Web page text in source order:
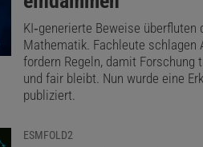
zum
Da
jetzt
KI‑generierte Beweise überfluten
Mathematik. Fachleute schlagen
fordern Regeln, damit Forschung
und fair bleibt. Nun wurde eine
publiziert.
ESMFOLD2